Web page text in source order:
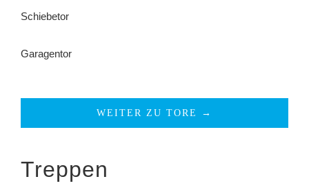
Schiebetor
Garagentor
WEITER ZU TORE →
Treppen